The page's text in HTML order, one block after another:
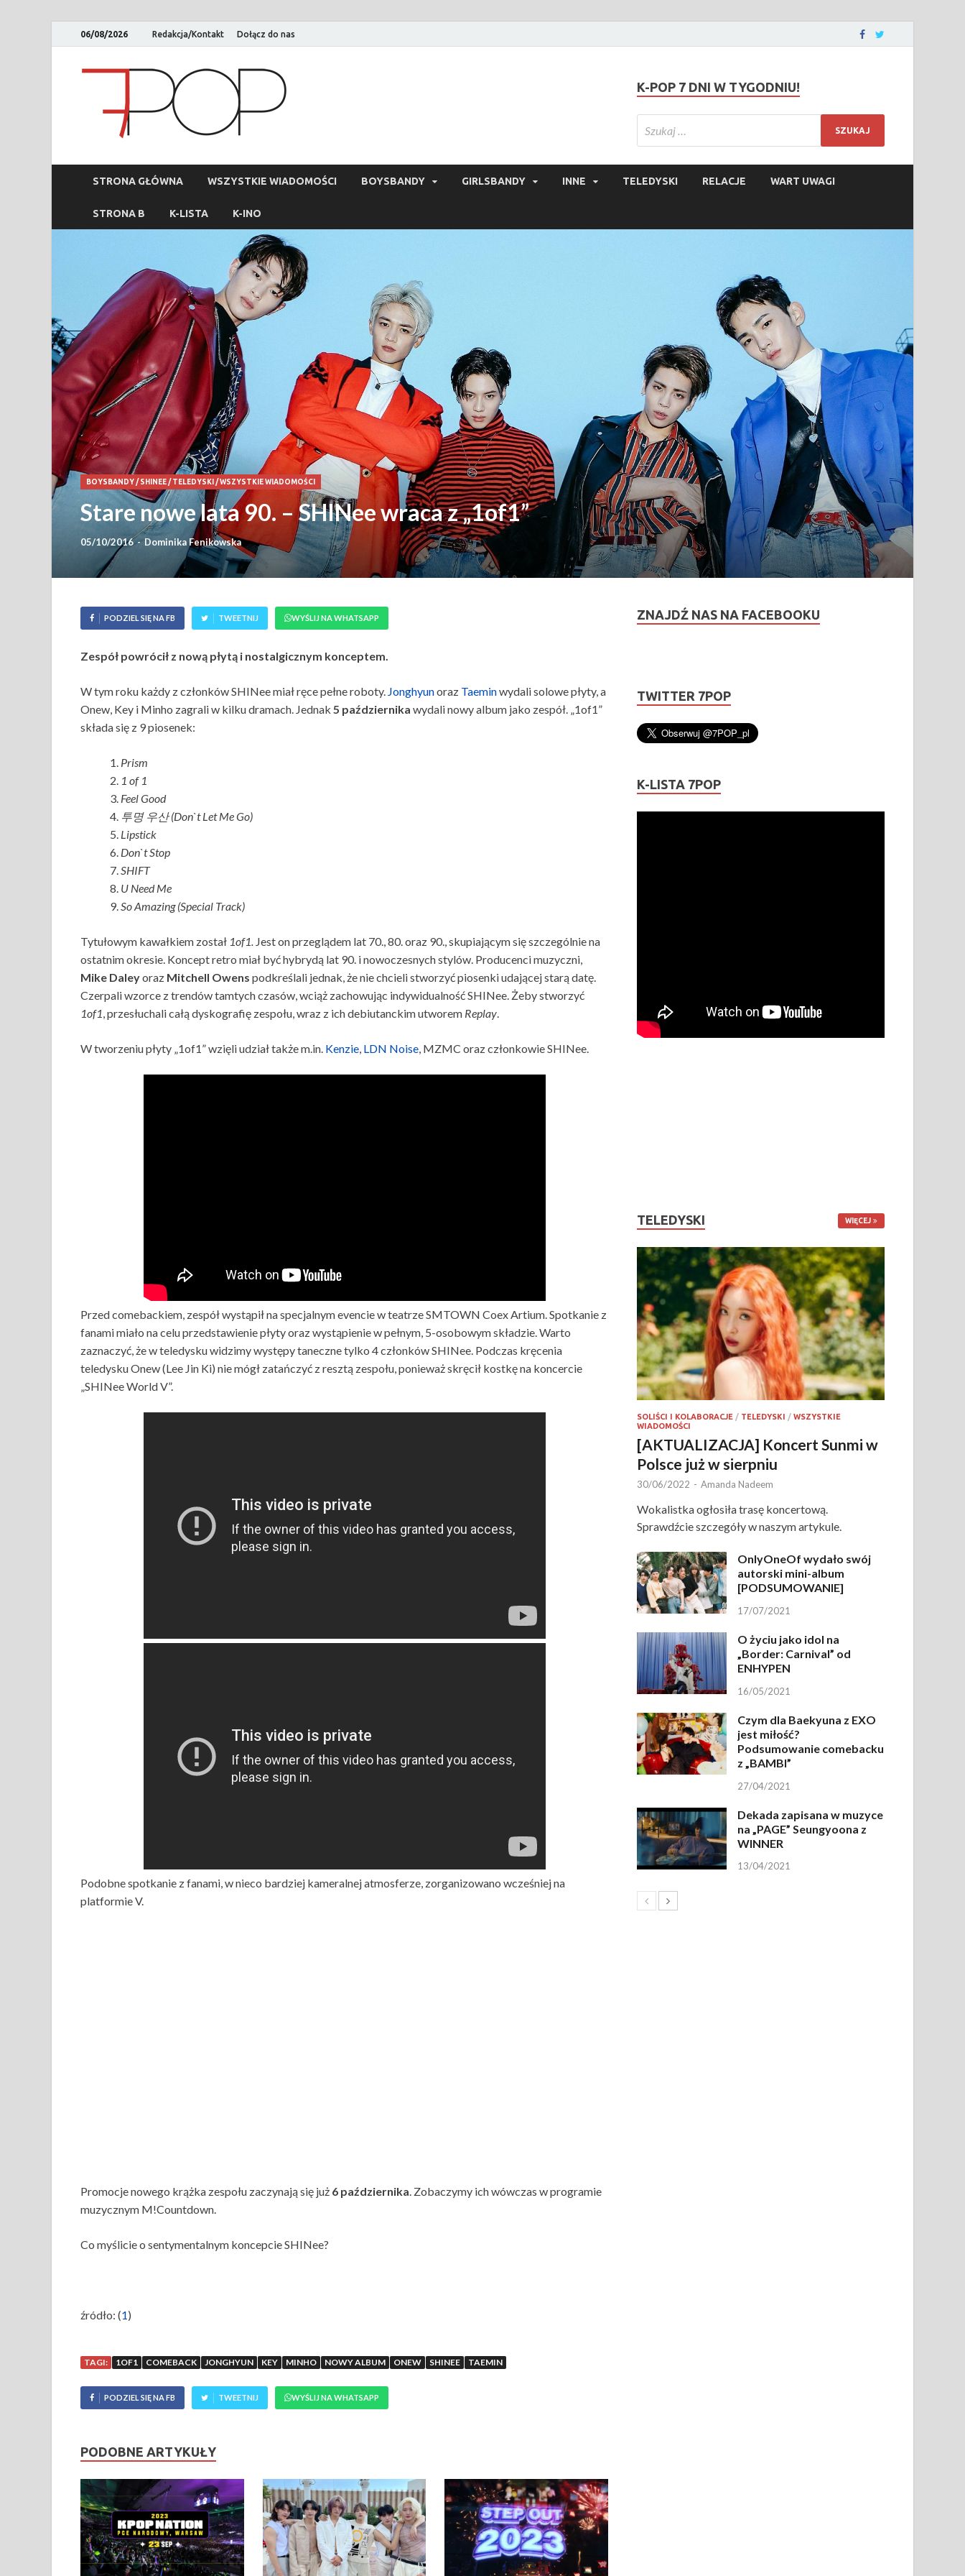
06/08/2026 Redakcja/Kontakt Dołącz do nas
K-POP 7 DNI W TYGODNIU!
STRONA GŁÓWNA WSZYSTKIE WIADOMOŚCI BOYSBANDY GIRLSBANDY INNE TELEDYSKI RELACJE WART UWAGI
STRONA B K-LISTA K-INO
BOYSBANDY/ SHINEE/ TELEDYSKI /WSZYSTKIE WIADOMOŚCI
Stare nowe lata 90. – SHINee wraca z „1of1”
05/10/2016-Dominika Fenikowska
PODZIEL SIĘ NA FB TWEETNIJ WYŚLIJ NA WHATSAPP
Zespół powrócił z nową płytą i nostalgicznym konceptem.
W tym roku każdy z członków SHINee miał ręce pełne roboty. Jonghyunoraz Taeminwydali solowe płyty, a
Onew, Key i Minho zagrali w kilku dramach. Jednak 5 października wydali nowy album jako zespół. „1of1”
składa się z 9 piosenek:
Prism
1 of 1
Feel Good
투명 우산 (Don`t Let Me Go)
Lipstick
Don`t Stop
SHIFT
U Need Me
So Amazing (Special Track)
Tytułowym kawałkiem został 1of1. Jest on przeglądem lat 70., 80. oraz 90., skupiającym się szczególnie na
ostatnim okresie. Koncept retro miał być hybrydą lat 90. i nowoczesnych stylów. Producenci muzyczni,
Mike Daleyoraz Mitchell Owens podkreślali jednak, że nie chcieli stworzyć piosenki udającej starą datę.
Czerpali wzorce z trendów tamtych czasów, wciąż zachowując indywidualność SHINee. Żeby stworzyć
1of1, przesłuchali całą dyskografię zespołu, wraz z ich debiutanckim utworem Replay.
W tworzeniu płyty „1of1” wzięli udział także m.in. Kenzie, LDN Noise, MZMC oraz członkowie SHINee.
Przed comebackiem, zespół wystąpił na specjalnym evencie w teatrze SMTOWN Coex Artium. Spotkanie z
fanami miało na celu przedstawienie płyty oraz wystąpienie w pełnym, 5-osobowym składzie. Warto
zaznaczyć, że w teledysku widzimy występy taneczne tylko 4 członków SHINee. Podczas kręcenia
teledysku Onew (Lee Jin Ki) nie mógł zatańczyć z resztą zespołu, ponieważ skręcił kostkę na koncercie
„SHINee World V”.
Podobne spotkanie z fanami, w nieco bardziej kameralnej atmosferze, zorganizowano wcześniej na
platformie V.
Promocje nowego krążka zespołu zaczynają się już 6 października. Zobaczymy ich wówczas w programie
muzycznym M!Countdown.
Co myślicie o sentymentalnym koncepcie SHINee?
źródło: (1)
TAGI: 1OF1 COMEBACK JONGHYUN KEY MINHO NOWY ALBUM ONEW SHINEE TAEMIN
PODZIEL SIĘ NA FB TWEETNIJ WYŚLIJ NA WHATSAPP
PODOBNE ARTYKUŁY
ZNAJDŹ NAS NA FACEBOOKU
TWITTER 7POP
K-LISTA 7POP
TELEDYSKI WIĘCEJ
SOLIŚCI I KOLABORACJE / TELEDYSKI /WSZYSTKIE
WIADOMOŚCI
[AKTUALIZACJA] Koncert Sunmi w
Polsce już w sierpniu
30/06/2022 - Amanda Nadeem
Wokalistka ogłosiła trasę koncertową.
Sprawdźcie szczegóły w naszym artykule.
OnlyOneOf wydało swój
autorski mini-album
[PODSUMOWANIE]
17/07/2021
O życiu jako idol na
„Border: Carnival” od
ENHYPEN
16/05/2021
Czym dla Baekyuna z EXO
jest miłość?
Podsumowanie comebacku
z „BAMBI”
27/04/2021
Dekada zapisana w muzyce
na „PAGE” Seungyoona z
WINNER
13/04/2021